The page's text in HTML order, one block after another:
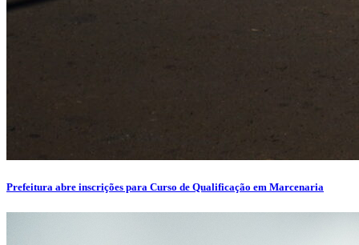
Prefeitura abre inscrições para Curso de Qualificação em Marcenaria